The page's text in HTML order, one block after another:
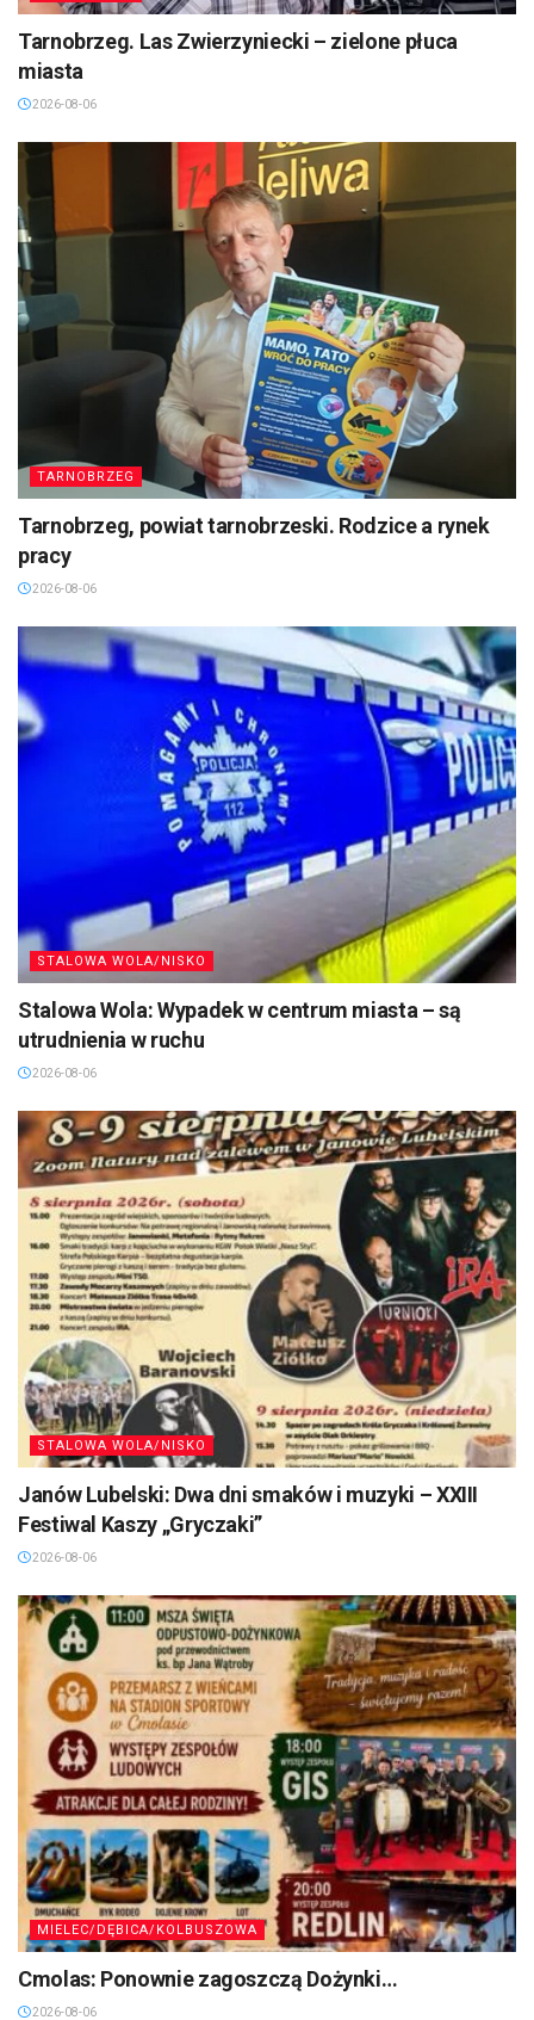
Tarnobrzeg. Las Zwierzyniecki – zielone płuca
miasta
2026-08-06
TARNOBRZEG
Tarnobrzeg, powiat tarnobrzeski. Rodzice a rynek
pracy
2026-08-06
STALOWA WOLA/NISKO
Stalowa Wola: Wypadek w centrum miasta – są
utrudnienia w ruchu
2026-08-06
STALOWA WOLA/NISKO
Janów Lubelski: Dwa dni smaków i muzyki – XXIII
Festiwal Kaszy „Gryczaki”
2026-08-06
MIELEC/DĘBICA/KOLBUSZOWA
Cmolas: Ponownie zagoszczą Dożynki…
2026-08-06